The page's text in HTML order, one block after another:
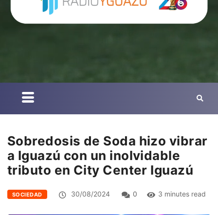
Sobredosis de Soda hizo vibrar
a Iguazú con un inolvidable
tributo en City Center Iguazú
SOCIEDAD 30/08/2024 0 3 minutes read